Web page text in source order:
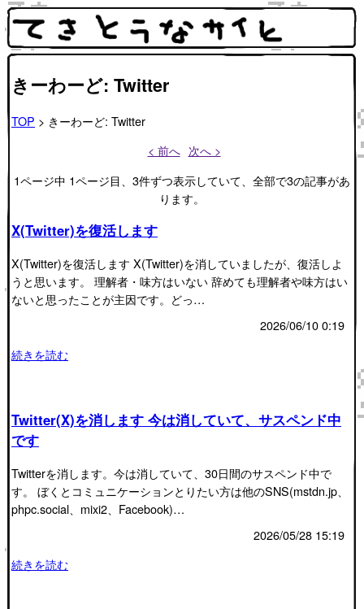
きーわーど: Twitter
TOP > きーわーど: Twitter
< 前へ 次へ >
1ページ中 1ページ目、3件ずつ表示していて、全部で3の記事があ
ります。
X(Twitter)を復活します
X(Twitter)を復活します X(Twitter)を消していましたが、復活しよ
うと思います。 理解者・味方はいない 辞めても理解者や味方はい
ないと思ったことが主因です。どっ…
2026/06/10 0:19
続きを読む
Twitter(X)を消します 今は消していて、サスペンド中
です
Twitterを消します。今は消していて、30日間のサスペンド中で
す。 ぼくとコミュニケーションとりたい方は他のSNS(mstdn.jp、
phpc.social、mixi2、Facebook)…
2026/05/28 15:19
続きを読む